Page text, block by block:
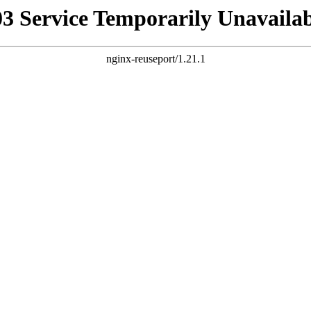
Service Temporarily
nginx-reuseport/1.21.1